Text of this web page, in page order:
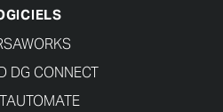
DG CONNECT